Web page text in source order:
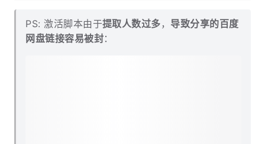
PS: 激活脚本由于提取人数过多 ， 导致分享的百度
网盘链接容易被封：